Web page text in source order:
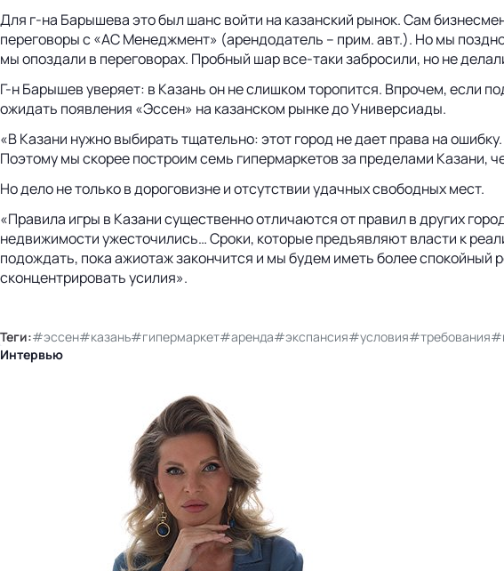
Для г-на Барышева это был шанс войти на казанский рынок. Сам
переговоры с «АС Менеджмент» (арендодатель – прим. авт.). Но мы
мы опоздали в переговорах. Пробный шар все-таки забросили, но не
Г-н Барышев уверяет: в Казань он не слишком торопится. Впрочем, если
ожидать появления «Эссен» на казанском рынке до Универсиады.
«В Казани нужно выбирать тщательно: этот город не дает права на
Поэтому мы скорее построим семь гипермаркетов за пределами Казани,
Но дело не только в дороговизне и отсутствии удачных свободных мест.
«Правила игры в Казани существенно отличаются от правил в других
недвижимости ужесточились… Сроки, которые предъявляют власти к
подождать, пока ажиотаж закончится и мы будем иметь более
сконцентрировать усилия».
Теги:#эссен#казань#гипермаркет#аренда#экспансия#условия#требования
Интервью